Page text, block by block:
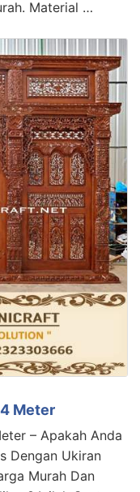
Material …
Meter
– Apakah Anda
Dengan Ukiran
Murah Dan